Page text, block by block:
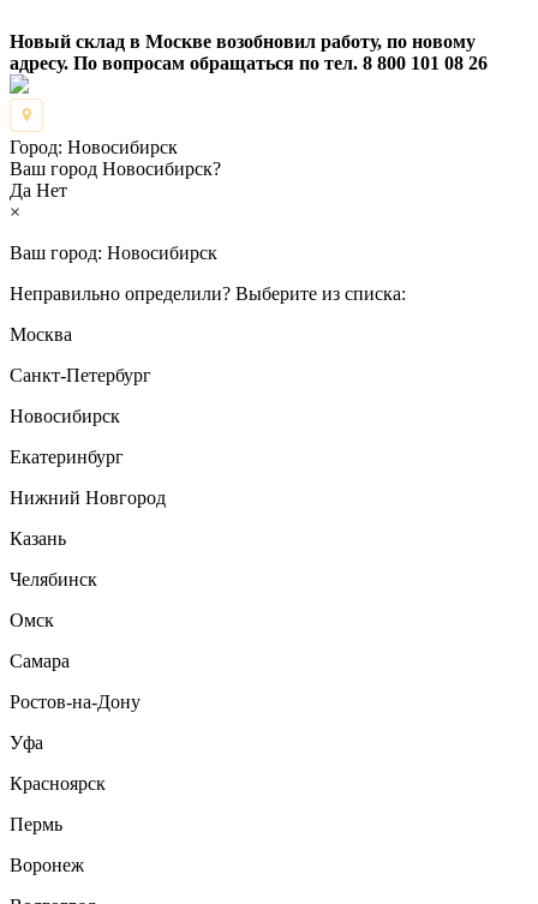
Новый склад в Москве возобновил работу, по новому
адресу. По вопросам обращаться по тел. 8 800 101 08 26
Город: Новосибирск
Ваш город Новосибирск?
Да Нет
×
Ваш город: Новосибирск
Неправильно определили? Выберите из списка:
Москва
Санкт-Петербург
Новосибирск
Екатеринбург
Нижний Новгород
Казань
Челябинск
Омск
Самара
Ростов-на-Дону
Уфа
Красноярск
Пермь
Воронеж